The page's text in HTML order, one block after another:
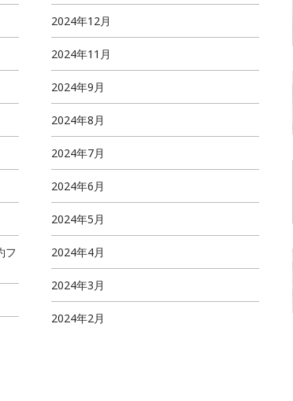
フ
2024年12月
2024年11月
2024年9月
2024年8月
2024年7月
2024年6月
2024年5月
2024年4月
2024年3月
2024年2月